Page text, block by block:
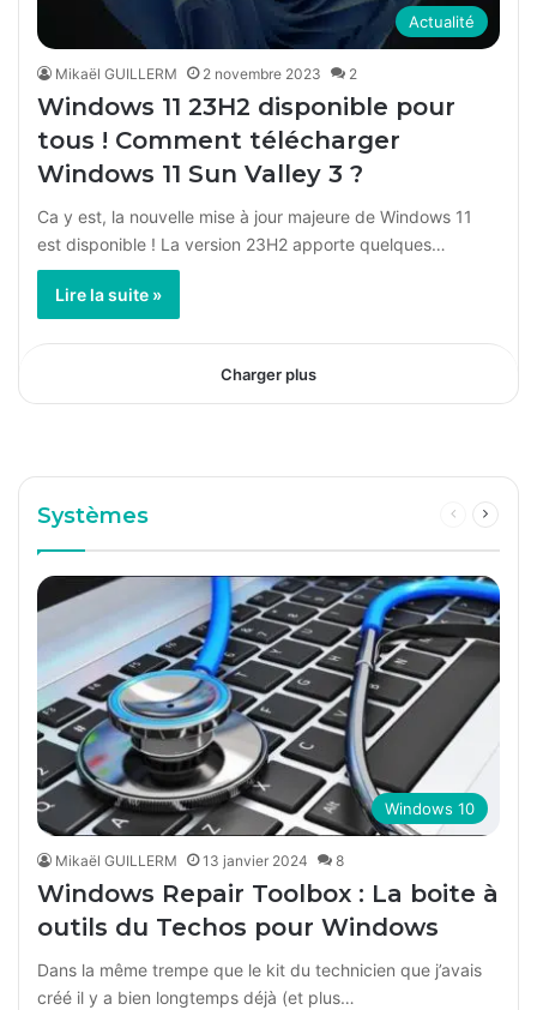
Actualité
Mikaël GUILLERM 2 novembre 2023 2
Windows 11 23H2 disponible pour
tous ! Comment télécharger
Windows 11 Sun Valley 3 ?
Ca y est, la nouvelle mise à jour majeure de Windows 11
est disponible ! La version 23H2 apporte quelques…
Lire la suite »
Charger plus
Viagra
agit
en
détendant
les
vaisseaux
sanguins
du
pénis
lorsque
vous
êtes
excité.
Viagra
générique
est
Systèmes
Page
Windows 10
Mikaël GUILLERM 13 janvier 2024 8
Windows Repair Toolbox : La boite à
outils du Techos pour Windows
Dans la même trempe que le kit du technicien que j’avais
créé il y a bien longtemps déjà (et plus…